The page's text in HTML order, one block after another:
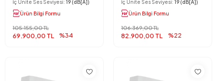
İç Ünite Ses Seviyesi: 19 (dB[A])
Ürün Bilgi Formu
69.900,00 TL
105.155,00 TL
%34
İç Ünite Ses Seviyesi: 19 (dB[A])
Ürün Bilgi Formu
82.900,00 TL
106.369,00 TL
%22